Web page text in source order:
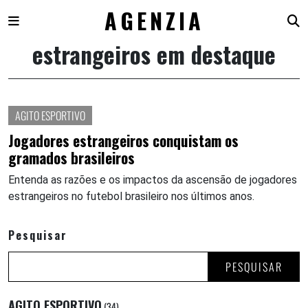
content
AGENZIA
estrangeiros em destaque
AGITO ESPORTIVO
Jogadores estrangeiros conquistam os
gramados brasileiros
Entenda as razões e os impactos da ascensão de jogadores
estrangeiros no futebol brasileiro nos últimos anos.
Pesquisar
PESQUISAR